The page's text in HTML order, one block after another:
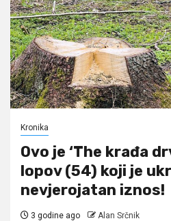
Kronika
Ovo je ‘The krađa
lopov (54) koji je
nevjerojatan iznos!
3 godine ago Alan Srčnik